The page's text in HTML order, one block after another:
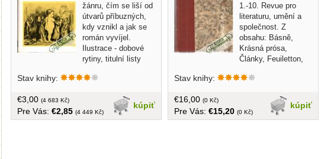
žánru, čím se liší od
útvarů příbuzných,
kdy vznikl a jak se
román vyvíjel.
Ilustrace - dobové
rytiny, titulní listy
romanopisců... v češtine, obal mierne
textu + 16 strán príloh
Stav knihy:
kúpiť
€3,00 (4 683 Kč)
Pre Vás: €2,85 (4 449 Kč)
1.-10. Revue pro
literaturu, umění a
společnost. Z
obsahu: Básně,
Krásná prósa,
Články, Feuiletton,
výtvarné, Zprávy, Přílohy obrazové....v
strany čiastočne uvoľnené z väzby,
veľký formát,520 strán, nepôvodná
obálka
Stav knihy:
kúpiť
€16,00 (0 Kč)
Pre Vás: €15,20 (0 Kč)